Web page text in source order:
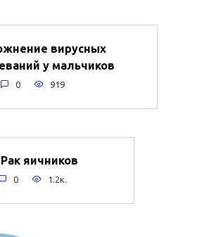
вирусных
у мальчиков
0 919
Рак яичников
0 1.2к.